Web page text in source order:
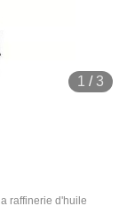
1 /3
raffinerie d'huile